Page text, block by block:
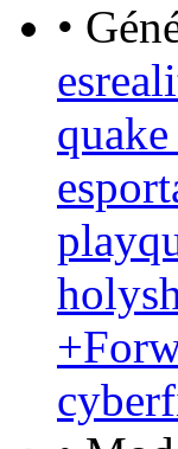
•